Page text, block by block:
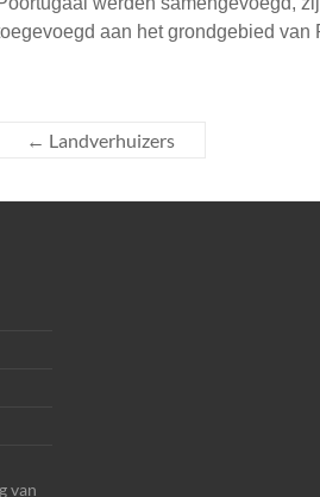
aan het grondgebied van
← Landverhuizers
van